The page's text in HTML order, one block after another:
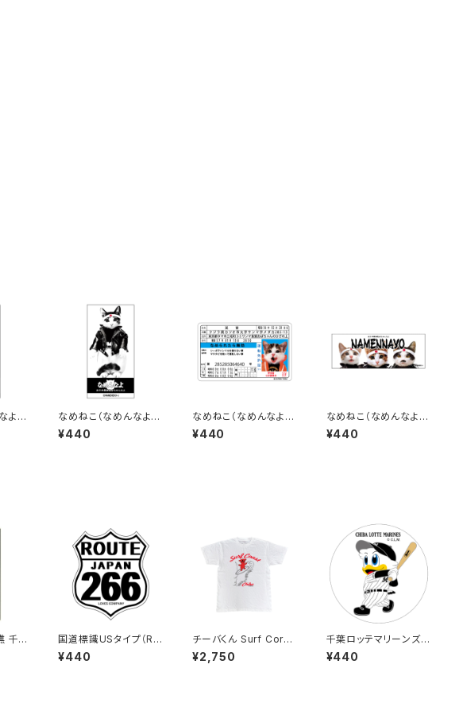
よ）
なめねこ（なめんなよ）
ステッカー B-15
¥440
なめねこ（なめんなよ）
ステッカー D-1
¥440
なめねこ（なめんなよ）
ステッカー C-3
¥440
千葉
国道標識USタイプ（RO
UTE）ステッカー 266
号線（ホワイト）
¥440
チーバくん Surf Cors
t：Tシャツ（White）
¥2,750
千葉ロッテマリーンズス
テッカー8
¥440